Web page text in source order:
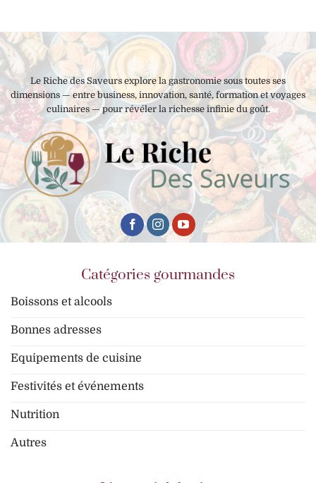
Le Riche des Saveurs explore la gastronomie sous toutes ses
dimensions — entre business, innovation, santé, formation et voyages
culinaires — pour révéler la richesse infinie du goût.
Catégories gourmandes
Boissons et alcools
Bonnes adresses
Equipements de cuisine
Festivités et événements
Nutrition
Autres